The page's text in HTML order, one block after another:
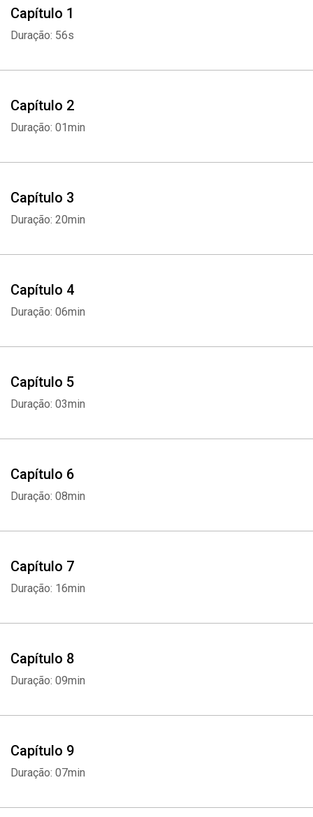
Capítulo 1
Duração: 56s
Capítulo 2
Duração: 01min
Capítulo 3
Duração: 20min
Capítulo 4
Duração: 06min
Capítulo 5
Duração: 03min
Capítulo 6
Duração: 08min
Capítulo 7
Duração: 16min
Capítulo 8
Duração: 09min
Capítulo 9
Duração: 07min